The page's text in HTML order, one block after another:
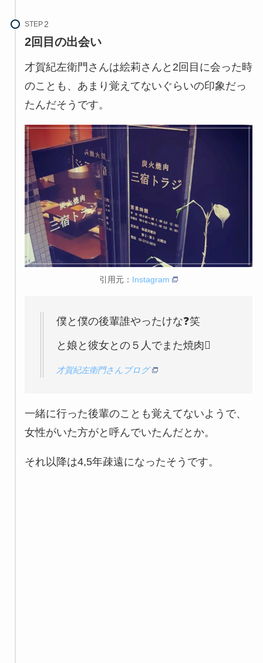
STEP
2回目の出会い
才賀紀左衛門さんは絵莉さんと2回目に会った時
のことも、あまり覚えてないぐらいの印象だっ
たんだそうです。
引用元： Instagram
僕と僕の後輩誰やったけな❓笑
と娘と彼女との５人でまた焼肉
才賀紀左衛門さんブログ
一緒に行った後輩のことも覚えてないようで、
女性がいた方がと呼んでいたんだとか。
それ以降は4,5年疎遠になったそうです。